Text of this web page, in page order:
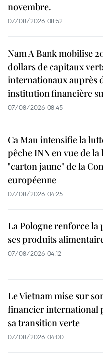
novembre.
07/08/2026 08:52
Nam A Bank mobilise
dollars de capitaux
internationaux auprès
institution financière
07/08/2026 08:45
Ca Mau intensifie la
pêche INN en vue de la
"carton jaune" de la
européenne
07/08/2026 04:25
La Pologne renforce la
ses produits
07/08/2026 04:12
Le Vietnam mise sur
financier international
sa transition verte
07/08/2026 04:00